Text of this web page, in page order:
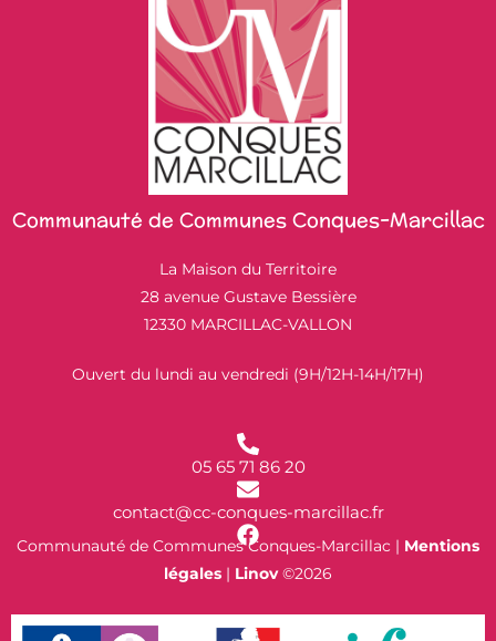
Communauté de Communes Conques-Marcillac
La Maison du Territoire
28 avenue Gustave Bessière
12330 MARCILLAC-VALLON
Ouvert du lundi au vendredi (9H/12H-14H/17H)
05 65 71 86 20
contact@cc-conques-marcillac.fr
Communauté de Communes Conques-Marcillac | Mentions
légales | Linov©2026